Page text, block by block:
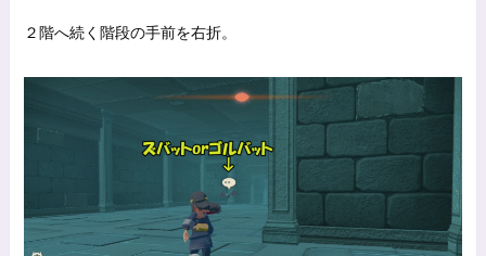
２階へ続く階段の手前を右折。